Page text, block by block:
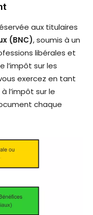
aux titulaires
(BNC), soumis à un
libérales et
l’impôt sur les
exercez en tant
l’impôt sur le
chaque